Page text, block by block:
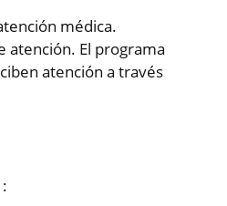
médica.
atención. El programa
atención a través
: